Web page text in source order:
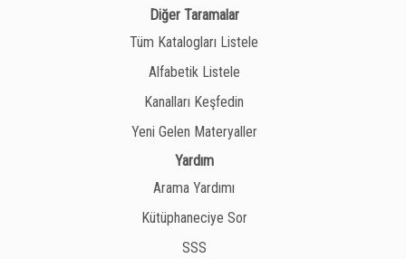
Diğer Taramalar
Tüm Katalogları Listele
Alfabetik Listele
Kanalları Keşfedin
Yeni Gelen Materyaller
Yardım
Arama Yardımı
Kütüphaneciye Sor
SSS